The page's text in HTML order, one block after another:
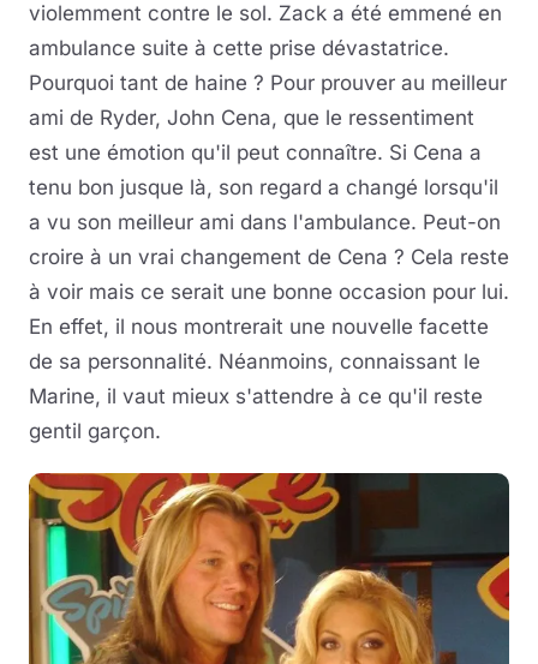
violemment contre le sol. Zack a été emmené en
ambulance suite à cette prise dévastatrice.
Pourquoi tant de haine ? Pour prouver au meilleur
ami de Ryder, John Cena, que le ressentiment
est une émotion qu'il peut connaître. Si Cena a
tenu bon jusque là, son regard a changé lorsqu'il
a vu son meilleur ami dans l'ambulance. Peut-on
croire à un vrai changement de Cena ? Cela reste
à voir mais ce serait une bonne occasion pour lui.
En effet, il nous montrerait une nouvelle facette
de sa personnalité. Néanmoins, connaissant le
Marine, il vaut mieux s'attendre à ce qu'il reste
gentil garçon.